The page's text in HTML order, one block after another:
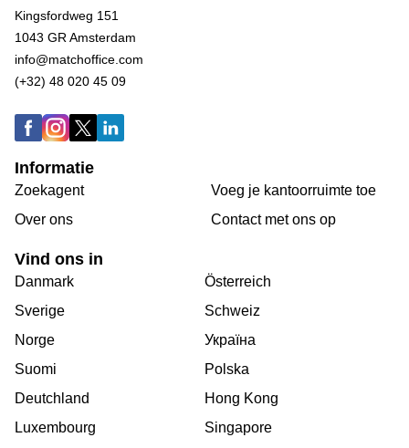
Kingsfordweg 151
1043 GR Amsterdam
info@matchoffice.com
(+32) 48 020 45 09
Informatie
Zoekagent
Over ons
Voeg je kantoorruimte toe
Сontact met ons op
Vind ons in
Danmark
Sverige
Norge
Suomi
Deutchland
Luxembourg
Österreich
Schweiz
Україна
Polska
Hong Kong
Singapore